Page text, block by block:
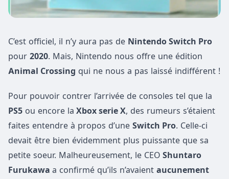
C’est officiel, il n’y aura pas de Nintendo Switch Pro
pour 2020. Mais, Nintendo nous offre une édition
Animal Crossing qui ne nous a pas laissé indifférent !
Pour pouvoir contrer l’arrivée de consoles tel que la
PS5 ou encore la Xbox serie X, des rumeurs s’étaient
faites entendre à propos d’une Switch Pro. Celle-ci
devait être bien évidemment plus puissante que sa
petite soeur. Malheureusement, le CEO Shuntaro
Furukawa a confirmé qu’ils n’avaient aucunement